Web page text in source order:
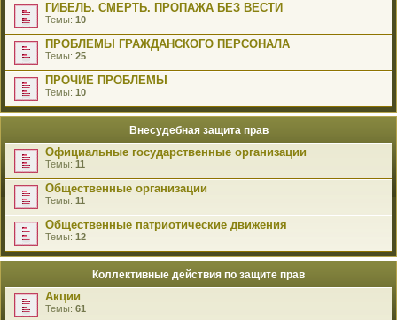
ГИБЕЛЬ. СМЕРТЬ. ПРОПАЖА БЕЗ ВЕСТИ
Темы: 10
ПРОБЛЕМЫ ГРАЖДАНСКОГО ПЕРСОНАЛА
Темы: 25
ПРОЧИЕ ПРОБЛЕМЫ
Темы: 10
Внесудебная защита прав
Официальные государственные организации
Темы: 11
Общественные организации
Темы: 11
Общественные патриотические движения
Темы: 12
Коллективные действия по защите прав
Акции
Темы: 61